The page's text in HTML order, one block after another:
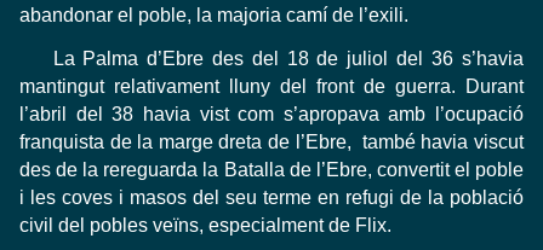
abandonar el poble, la majoria camí de l’exili.
La Palma d’Ebre des del 18 de juliol del 36 s’havia
mantingut relativament lluny del front de guerra. Durant
l’abril del 38 havia vist com s’apropava amb l’ocupació
franquista de la marge dreta de l’Ebre, també havia viscut
des de la rereguarda la Batalla de l’Ebre, convertit el poble
i les coves i masos del seu terme en refugi de la població
civil del pobles veïns, especialment de Flix.